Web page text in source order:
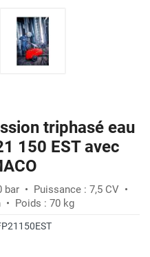
triphasé eau
150 EST avec
• Puissance : 7,5 CV •
• Poids : 70 kg